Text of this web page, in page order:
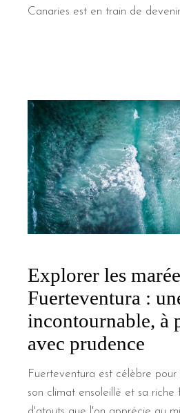
Canaries est en train de devenir
Explorer les
Fuerteventura :
incontournable, à
avec prudence
Fuerteventura est célèbre
son climat ensoleillé et sa